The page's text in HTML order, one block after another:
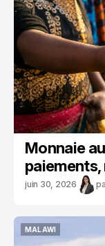
Monnaie
juin 30, 2026
MALAWI
MALAWI